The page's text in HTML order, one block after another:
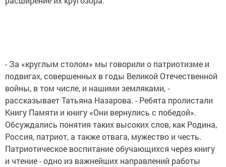
- За «круглым столом» мы говорили о патриотизме и
подвигах, совершенных в годы Великой Отечественной
войны, в том числе, и нашими земляками, -
рассказывает Татьяна Назарова. - Ребята пролистали
Книгу Памяти и книгу «Они вернулись с победой».
Обсуждались понятия таких высоких слов, как Родина,
Россия, патриот, а также отвага, мужество и честь.
Патриотическое воспитание обучающихся через книгу
и чтение - одно из важнейших направлений работы